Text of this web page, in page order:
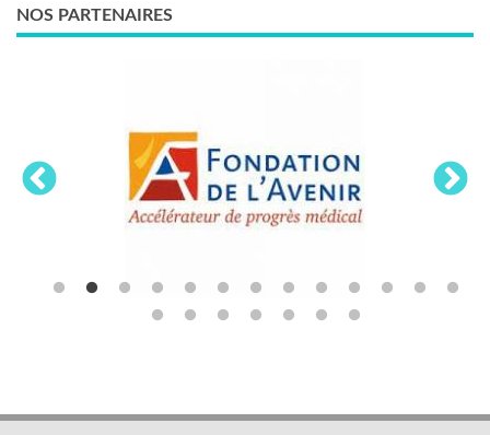
NOS PARTENAIRES